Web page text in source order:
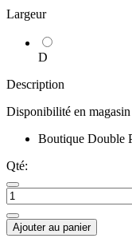
Largeur
D
Description
Disponibilité en magasin
Boutique Double
Qté:
Ajouter au panier